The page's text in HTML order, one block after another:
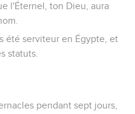
l'Éternel, ton Dieu, aura
été serviteur en Égypte, et
statuts.
pendant sept jours,